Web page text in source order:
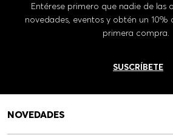
Entérese primero que nadie de las
novedades, eventos y obtén un 10%
primera compra.
SUSCRÍBETE
NOVEDADES